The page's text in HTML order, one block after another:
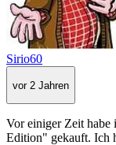
Sirio60
vor 2 Jahren
Vor einiger Zeit habe
Edition" gekauft. Ich